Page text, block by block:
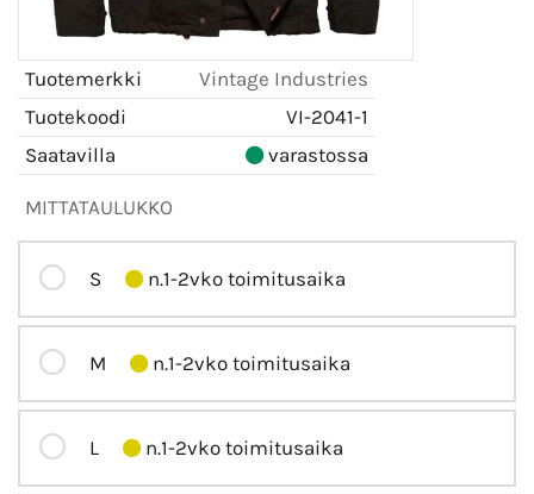
Tuotemerkki
Vintage Industries
Tuotekoodi
VI-2041-1
Saatavilla
varastossa
MITTATAULUKKO
S n.1-2vko toimitusaika
M n.1-2vko toimitusaika
L n.1-2vko toimitusaika